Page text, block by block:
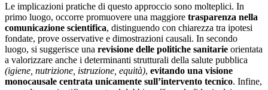
Le implicazioni pratiche di questo approccio sono molteplici. In
primo luogo, occorre promuovere una maggiore trasparenza nella
comunicazione scientifica, distinguendo con chiarezza tra ipotesi
fondate, prove osservative e dimostrazioni causali. In secondo
luogo, si suggerisce una revisione delle politiche sanitarie orientata
a valorizzare anche i determinanti strutturali della salute pubblica
(igiene, nutrizione, istruzione, equità), evitando una visione
monocausale centrata unicamente sull’intervento tecnico. Infine,